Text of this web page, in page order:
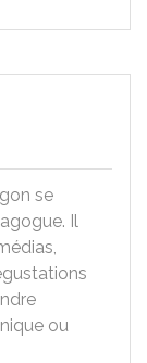
se
Il
ou